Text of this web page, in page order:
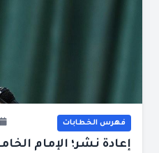
فهرس الخطابات
إعادة نشر؛ الإمام